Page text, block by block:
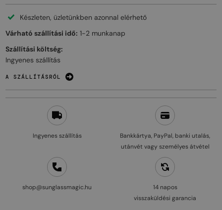
Ingyenes szállítás
Bankkártya, PayPal, banki utalás,
utánvét vagy személyes átvétel
shop@sunglassmagic.hu
14 napos
visszaküldési garancia
Készleten, üzletünkben azonnal elérhető
Várható szállítási idő: 1-2 munkanap
Szállítási költség:
Ingyenes szállítás
A SZÁLLÍTÁSRÓL